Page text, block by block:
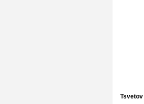
Tsvetov